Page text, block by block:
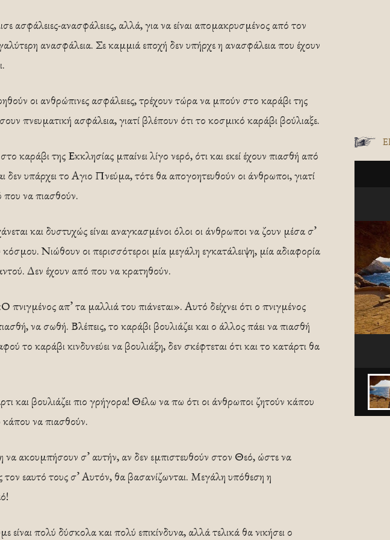
ασφάλειες-ανασφάλειες, αλλά, για να είναι απομακρυσμένος από τον
ανασφάλεια. Σε καμμιά εποχή δεν υπήρχε η ανασφάλεια που έχουν
οι ανθρώπινες ασφάλειες, τρέχουν τώρα να μπούν στο καράβι της
πνευματική ασφάλεια, γιατί βλέπουν ότι το κοσμικό καράβι βούλιαξε.
καράβι της Εκκλησίας μπαίνει λίγο νερό, ότι και εκεί έχουν πιασθή από
δεν υπάρχει το Αγιο Πνεύμα, τότε θα απογοητευθούν οι άνθρωποι, γιατί
που να πιασθούν.
και δυστυχώς είναι αναγκασμένοι όλοι οι άνθρωποι να ζουν μέσα σ’
Νιώθουν οι περισσότεροι μία μεγάλη εγκατάλειψη, μία αδιαφορία
Δεν έχουν από που να κρατηθούν.
πνιγμένος απ’ τα μαλλιά του πιάνεται». Αυτό δείχνει ότι ο πνιγμένος
να σωθή. Βλέπεις, το καράβι βουλιάζει και ο άλλος πάει να πιασθή
το καράβι κινδυνεύει να βουλιάξη, δεν σκέφτεται ότι και το κατάρτι θα
και βουλιάζει πιο γρήγορα! Θέλω να πω ότι οι άνθρωποι ζητούν κάπου
να πιασθούν.
να ακουμπήσουν σ’ αυτήν, αν δεν εμπιστευθούν στον Θεό, ώστε να
τον εαυτό τους σ’ Αυτόν, θα βασανίζωνται. Μεγάλη υπόθεση η
είναι πολύ δύσκολα και πολύ επικίνδυνα, αλλά τελικά θα νικήσει ο